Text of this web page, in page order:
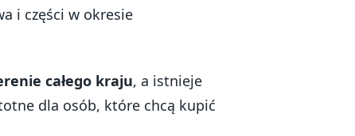
i części w okresie
całego kraju, a istnieje
dla osób, które chcą kupić